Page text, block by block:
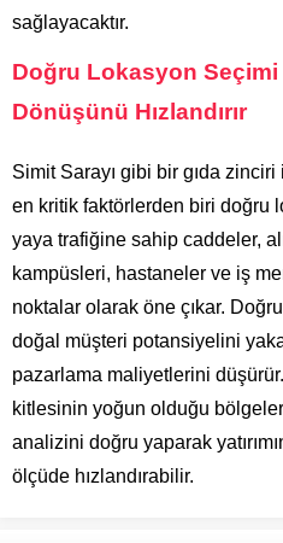
sağlayacaktır.
Doğru Lokasyon Seçimi
Dönüşünü Hızlandırır
Simit Sarayı gibi bir gıda zinciri
en kritik faktörlerden biri doğru
yaya trafiğine sahip caddeler,
kampüsleri, hastaneler ve iş
noktalar olarak öne çıkar.
doğal müşteri potansiyelini
pazarlama maliyetlerini düşürür.
kitlesinin yoğun olduğu
analizini doğru yaparak
ölçüde hızlandırabilir.